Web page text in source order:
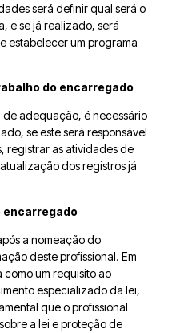
será definir qual será o
e se já realizado, será
estabelecer um programa
do encarregado
de adequação, é necessário
se este será responsável
registrar as atividades de
dos registros já
encarregado
a nomeação do
deste profissional. Em
como um requisito ao
especializado da lei,
que o profissional
a lei e proteção de